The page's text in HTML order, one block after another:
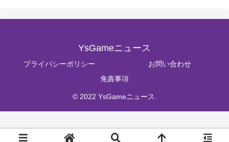
YsGameニュース
プライバシーポリシー
お問い合わせ
免責事項
© 2022 YsGameニュース.